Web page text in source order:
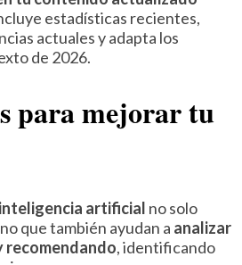
estadísticas recientes,
actuales y adapta los
de 2026.
para mejorar tu
artificial no solo
que también ayudan a analizar
recomendando, identificando